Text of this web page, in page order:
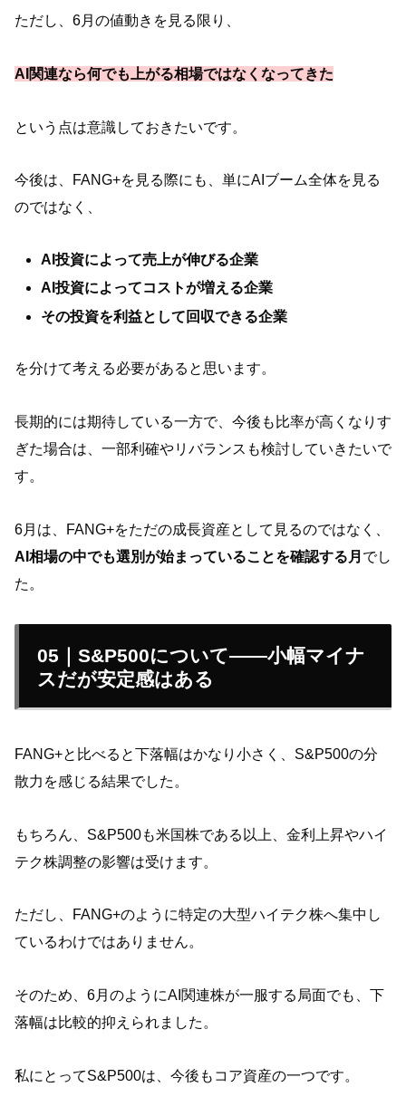
ただし、6月の値動きを見る限り、
AI関連なら何でも上がる相場ではなくなってきた
という点は意識しておきたいです。
今後は、FANG+を見る際にも、単にAIブーム全体を見る
のではなく、
AI投資によって売上が伸びる企業
AI投資によってコストが増える企業
その投資を利益として回収できる企業
を分けて考える必要があると思います。
長期的には期待している一方で、今後も比率が高くなりす
ぎた場合は、一部利確やリバランスも検討していきたいで
す。
6月は、FANG+をただの成長資産として見るのではなく、
AI相場の中でも選別が始まっていることを確認する月 でし
た。
05｜S&P500について——小幅マイナ
スだが安定感はある
FANG+と比べると下落幅はかなり小さく、S&P500の分
散力を感じる結果でした。
もちろん、S&P500も米国株である以上、金利上昇やハイ
テク株調整の影響は受けます。
ただし、FANG+のように特定の大型ハイテク株へ集中し
ているわけではありません。
そのため、6月のようにAI関連株が一服する局面でも、下
落幅は比較的抑えられました。
私にとってS&P500は、今後もコア資産の一つです。